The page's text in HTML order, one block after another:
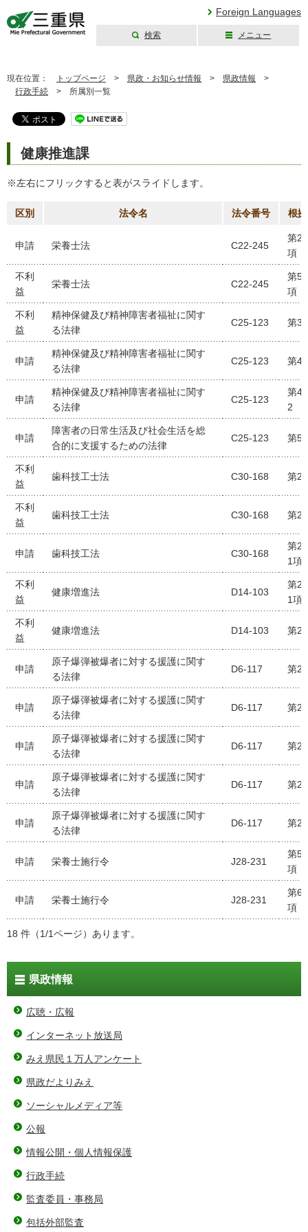
Foreign Languages
検索 メニュー
現在位置： トップページ > 県政・お知らせ情報 > 県政情報 >
行政手続 > 所属別一覧
健康推進課
※左右にフリックすると表がスライドします。
区別 法令名 法令番号 根
申請 栄養士法 C22-245
第2
項
不利
益
栄養士法 C22-245
第5
項
不利
益
精神保健及び精神障害者福祉に関す
る法律
C25-123 第
申請
精神保健及び精神障害者福祉に関す
る法律
C25-123 第
申請
精神保健及び精神障害者福祉に関す
る法律
C25-123
第
2
申請
障害者の日常生活及び社会生活を総
合的に支援するための法律
C25-123 第
不利
益
歯科技工士法 C30-168 第
不利
益
歯科技工士法 C30-168 第
申請 歯科技工法 C30-168
第
1項
不利
益
健康増進法 D14-103
第
1項
不利
益
健康増進法 D14-103 第
申請
原子爆弾被爆者に対する援護に関す
る法律
D6-117 第
申請
原子爆弾被爆者に対する援護に関す
る法律
D6-117 第
申請
原子爆弾被爆者に対する援護に関す
る法律
D6-117 第
申請
原子爆弾被爆者に対する援護に関す
る法律
D6-117 第
申請
原子爆弾被爆者に対する援護に関す
る法律
D6-117 第2
申請 栄養士施行令 J28-231
第5
項
申請 栄養士施行令 J28-231
第6
項
18 件（1/1ページ）あります。
県政情報
広聴・広報
インターネット放送局
みえ県民１万人アンケート
県政だよりみえ
ソーシャルメディア等
公報
情報公開・個人情報保護
行政手続
監査委員・事務局
包括外部監査